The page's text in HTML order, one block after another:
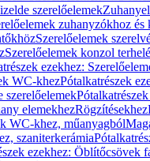
szerelőelemek
zuhanyzókhoz és
Szerelőelemek
Szerelőelemek konzol
ezekhez:
WC-khezPótalkatrészek
szerelőelemek
elemekhezRögzítésekhez
WC-khez, műanyagból
szaniterkerámia
ezekhez: